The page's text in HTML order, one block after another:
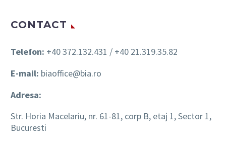
CONTACT
Telefon: +40 372.132.431 / +40 21.319.35.82
E-mail: biaoffice@bia.ro
Adresa:
Str. Horia Macelariu, nr. 61-81, corp B, etaj 1, Sector 1,
Bucuresti